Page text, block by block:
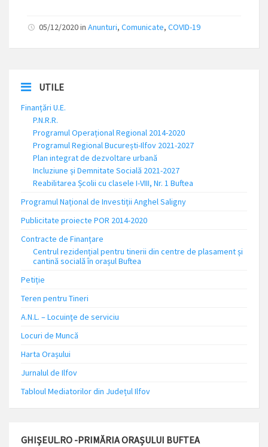
05/12/2020 in Anunturi, Comunicate, COVID-19
UTILE
Finanțări U.E.
P.N.R.R.
Programul Operațional Regional 2014-2020
Programul Regional București-Ilfov 2021-2027
Plan integrat de dezvoltare urbană
Incluziune și Demnitate Socială 2021-2027
Reabilitarea Școlii cu clasele I-VIII, Nr. 1 Buftea
Programul Național de Investiții Anghel Saligny
Publicitate proiecte POR 2014-2020
Contracte de Finanțare
Centrul rezidențial pentru tinerii din centre de plasament și
cantină socială în orașul Buftea
Petiție
Teren pentru Tineri
A.N.L. – Locuinţe de serviciu
Locuri de Muncă
Harta Orașului
Jurnalul de Ilfov
Tabloul Mediatorilor din Județul Ilfov
GHIȘEUL.RO -PRIMĂRIA ORAȘULUI BUFTEA